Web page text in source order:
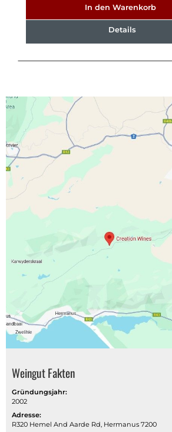
In den Warenkorb
Details
Weingut Fakten
Gründungsjahr:
2002
Adresse:
R320 Hemel And Aarde Rd, Hermanus 7200